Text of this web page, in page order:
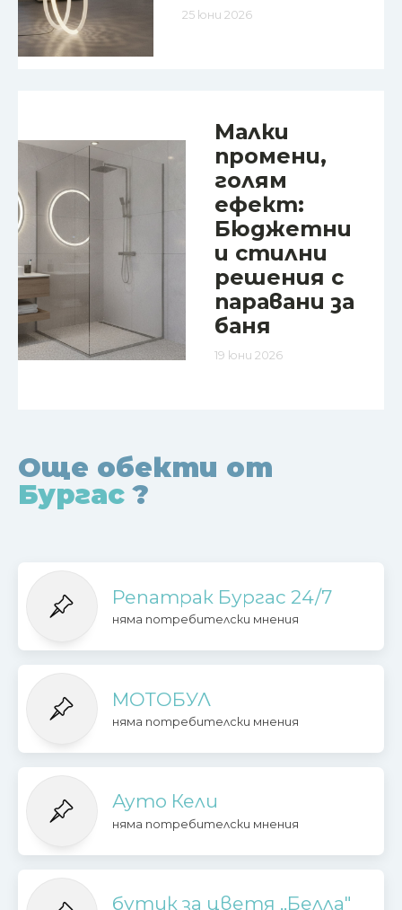
25 юни 2026
Малки
промени,
голям
ефект:
Бюджетни
и стилни
решения с
паравани за
баня
19 юни 2026
Още обекти от
Бургас ?
Репатрак Бургас 24/7
няма потребителски мнения
МОТОБУЛ
няма потребителски мнения
Ауто Кели
няма потребителски мнения
бутик за цветя ,,Белла"